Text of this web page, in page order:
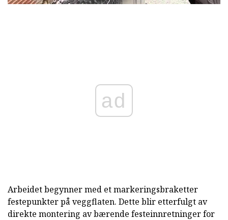
ad
Arbeidet begynner med et markeringsbraketter
festepunkter på veggflaten. Dette blir etterfulgt av
direkte montering av bærende festeinnretninger for